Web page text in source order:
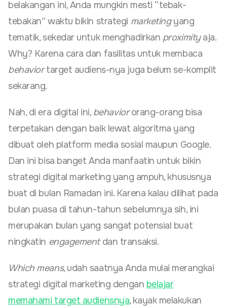
belakangan ini, Anda mungkin mesti “tebak-
tebakan” waktu bikin strategi marketingyang
tematik, sekedar untuk menghadirkan proximityaja.
Why? Karena cara dan fasilitas untuk membaca
behaviortarget audiens-nya juga belum se-komplit
sekarang.
Nah, di era digital ini, behaviororang-orang bisa
terpetakan dengan baik lewat algoritma yang
dibuat oleh platform media sosial maupun Google.
Dan ini bisa banget Anda manfaatin untuk bikin
strategi digital marketing yang ampuh, khususnya
buat di bulan Ramadan ini. Karena kalau dilihat pada
bulan puasa di tahun-tahun sebelumnya sih, ini
merupakan bulan yang sangat potensial buat
ningkatin engagementdan transaksi.
Which means, udah saatnya Anda mulai merangkai
strategi digital marketing dengan belajar
memahami target audiensnya, kayak melakukan